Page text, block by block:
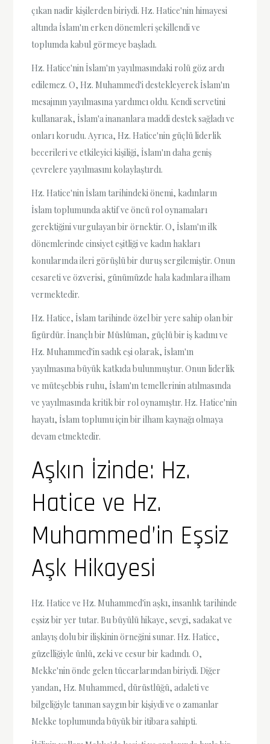
çıkan nadir kişilerden biriydi. Hz. Hatice'nin himayesi
altında İslam'ın erken dönemleri şekillendi ve
toplumda kabul görmeye başladı.
Hz. Hatice'nin İslam'ın yayılmasındaki rolü göz ardı
edilemez. O, Hz. Muhammed'i destekleyerek İslam'ın
mesajının yayılmasına yardımcı oldu. Kendi servetini
kullanarak, İslam'a inananlara maddi destek sağladı ve
onları korudu. Ayrıca, Hz. Hatice'nin güçlü liderlik
becerileri ve etkileyici kişiliği, İslam'ın daha geniş
çevrelere yayılmasını kolaylaştırdı.
Hz. Hatice'nin İslam tarihindeki önemi, kadınların
İslam toplumunda aktif ve öncü rol oynamaları
gerektiğini vurgulayan bir örnektir. O, İslam'ın ilk
dönemlerinde cinsiyet eşitliği ve kadın hakları
konularında ileri görüşlü bir duruş sergilemiştir. Onun
cesareti ve özverisi, günümüzde hala kadınlara ilham
vermektedir.
Hz. Hatice, İslam tarihinde özel bir yere sahip olan bir
figürdür. İnançlı bir Müslüman, güçlü bir iş kadını ve
Hz. Muhammed'in sadık eşi olarak, İslam'ın
yayılmasına büyük katkıda bulunmuştur. Onun liderlik
ve müteşebbis ruhu, İslam'ın temellerinin atılmasında
ve yayılmasında kritik bir rol oynamıştır. Hz. Hatice'nin
hayatı, İslam toplumu için bir ilham kaynağı olmaya
devam etmektedir.
Aşkın İzinde: Hz.
Hatice ve Hz.
Muhammed’in Eşsiz
Aşk Hikayesi
Hz. Hatice ve Hz. Muhammed'in aşkı, insanlık tarihinde
eşsiz bir yer tutar. Bu büyülü hikaye, sevgi, sadakat ve
anlayış dolu bir ilişkinin örneğini sunar. Hz. Hatice,
güzelliğiyle ünlü, zeki ve cesur bir kadındı. O,
Mekke'nin önde gelen tüccarlarından biriydi. Diğer
yandan, Hz. Muhammed, dürüstlüğü, adaleti ve
bilgeliğiyle tanınan saygın bir kişiydi ve o zamanlar
Mekke toplumunda büyük bir itibara sahipti.